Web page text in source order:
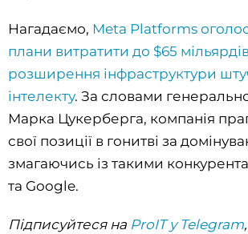
Нагадаємо, Meta Platforms
плани витратити до $65
розширення інфраструктури
інтелекту. За словами
Марка Цукерберга, компанія
свої позиції в гонитві за
змагаючись із такими
та Google.
Підписуйтеся на ProIT у Telegram